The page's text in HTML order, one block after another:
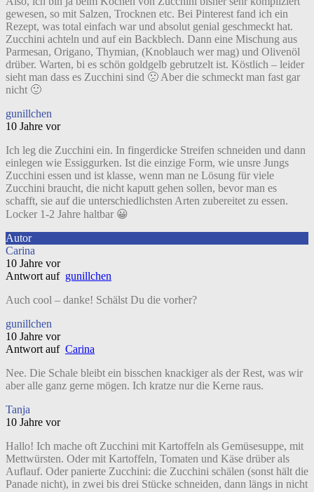
gewesen, so mit Salzen, Trocknen etc. Bei Pinterest fand ich ein
Rezept, was total einfach war und absolut genial geschmeckt hat.
Zucchini achteln und auf ein Backblech. Dann eine Mischung aus
Parmesan, Origano, Thymian, (Knoblauch wer mag) und Olivenöl
drüber. Warten, bi es schön goldgelb gebrutzelt ist. Köstlich – leider
sieht man dass es Zucchini sind 🙁 Aber die schmeckt man fast gar
nicht 🙂
gunillchen
10 Jahre vor
Ich leg die Zucchini ein. In fingerdicke Streifen schneiden und dann
einlegen wie Essiggurken. Ist die einzige Form, wie unsre Jungs
Zucchini essen und ist klasse, wenn man ne Lösung für viele
Zucchini braucht, die nicht kaputt gehen sollen, bevor man es
schafft, sie auf die unterschiedlichsten Arten zubereitet zu essen.
Locker 1-2 Jahre haltbar 😀
Autor
Carina
10 Jahre vor
Antwort auf gunillchen
Auch cool – danke! Schälst Du die vorher?
gunillchen
10 Jahre vor
Antwort auf Carina
Nee. Die Schale bleibt ein bisschen knackiger als der Rest, was wir
aber alle ganz gerne mögen. Ich kratze nur die Kerne raus.
Tanja
10 Jahre vor
Hallo! Ich mache oft Zucchini mit Kartoffeln als Gemüsesuppe, mit
Mettwürsten. Oder mit Kartoffeln, Tomaten und Käse drüber als
Auflauf. Oder panierte Zucchini: die Zucchini schälen (sonst hält die
Panade nicht), in zwei bis drei Stücke schneiden, dann längs in nicht